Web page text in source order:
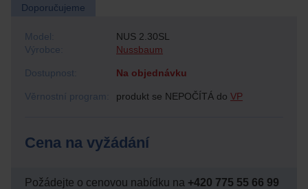
Doporučujeme
Cena na vyžádání
Věrnostní program: produkt se NEPOČÍTÁ do VP
Dostupnost: Na objednávku
Výrobce: Nussbaum
Model: NUS 2.30SL
Požádejte o cenovou nabídku na +420 775 55 66 99